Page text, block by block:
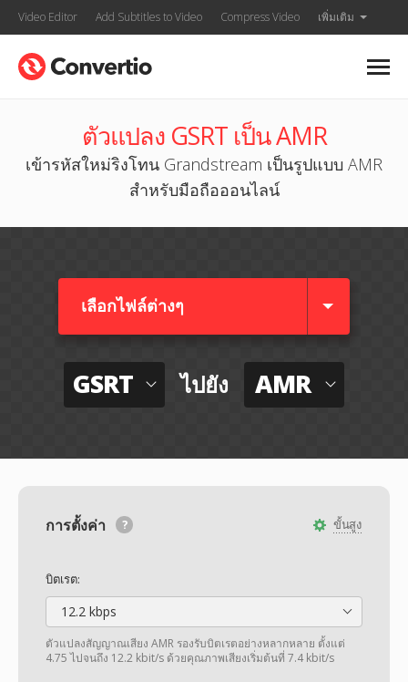
Video Editor Add Subtitles to Video Compress Video เพิ่มเติม
ตัวแปลง GSRT เป็น AMR
เข้ารหัสใหม่ริงโทน Grandstream เป็นรูปแบบ AMR
สำหรับมือถือออนไลน์
เลือกไฟล์ต่างๆ​
GSRT ไปยัง AMR
ขั้นสูง
การตั้งค่า
บิตเรต:
12.2 kbps
ตัวแปลงสัญญาณเสียง AMR รองรับบิตเรตอย่างหลากหลาย ตั้งแต่
4.75 ไปจนถึง 12.2 kbit/s ด้วยคุณภาพเสียงเริ่มต้นที่ 7.4 kbit/s